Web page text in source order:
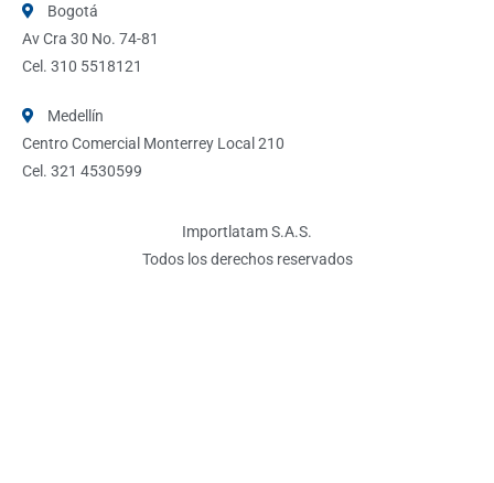
Bogotá
Av Cra 30 No. 74-81
Cel. 310 5518121
Medellín
Centro Comercial Monterrey Local 210
Cel. 321 4530599
Importlatam S.A.S.
Todos los derechos reservados